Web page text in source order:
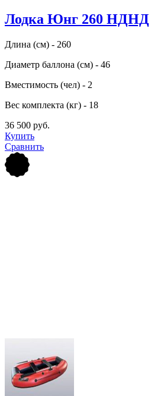
Лодка Юнг 260 НДНД
Длина (см) - 260
Диаметр баллона (см) - 46
Вместимость (чел) - 2
Вес комплекта (кг) - 18
36 500 руб.
Купить
Сравнить